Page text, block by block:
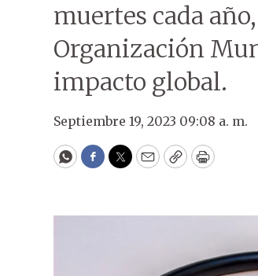
muertes cada
Organización
impacto global.
Septiembre 19, 2023 09:08 a. m.
WhatsApp
Facebook
Twitter
EmailCopyPrint